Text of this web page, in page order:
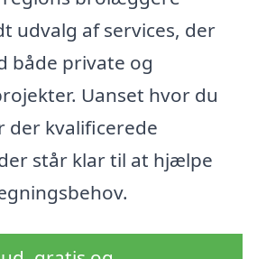
udvalg af services, der
både private og
Uanset hvor du
der kvalificerede
står klar til at hjælpe